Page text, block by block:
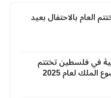
العام بالاحتفال بعيد
في فلسطين تختتم
لعام 2025